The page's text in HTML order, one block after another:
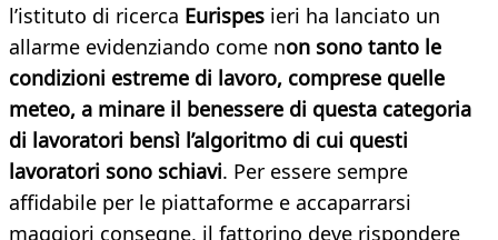
l’istituto di ricerca Eurispes ieri ha lanciato un
allarme evidenziando come non sono tanto le
condizioni estreme di lavoro, comprese quelle
meteo, a minare il benessere di questa categoria
di lavoratori bensì l’algoritmo di cui questi
lavoratori sono schiavi. Per essere sempre
affidabile per le piattaforme e accaparrarsi
maggiori consegne, il fattorino deve rispondere